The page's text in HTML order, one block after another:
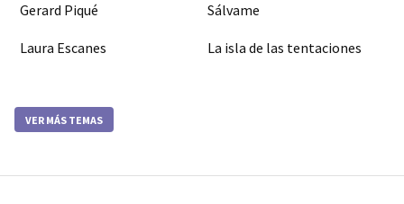
Gerard Piqué Sálvame
Laura Escanes La isla de las tentaciones
VER MÁS TEMAS